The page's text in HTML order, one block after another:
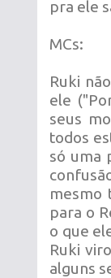
pra ele
MCs:
Ruki
ele
seus
todos
só uma
mesmo
para o
o que
Ruki
alguns